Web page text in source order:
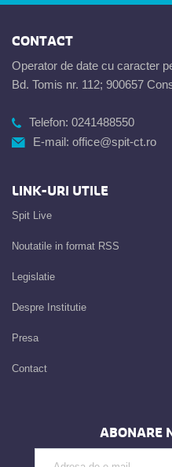
CONTACT
Operator de date cu caracter
Bd. Tomis nr. 112; 900657
Telefon: 0241488550
E-mail: office@spit-ct.ro
LINK-URI UTILE
Spit Live
Noutatile in format RSS
Legislatie
Despre Institutie
Presa
Contact
ABONARE